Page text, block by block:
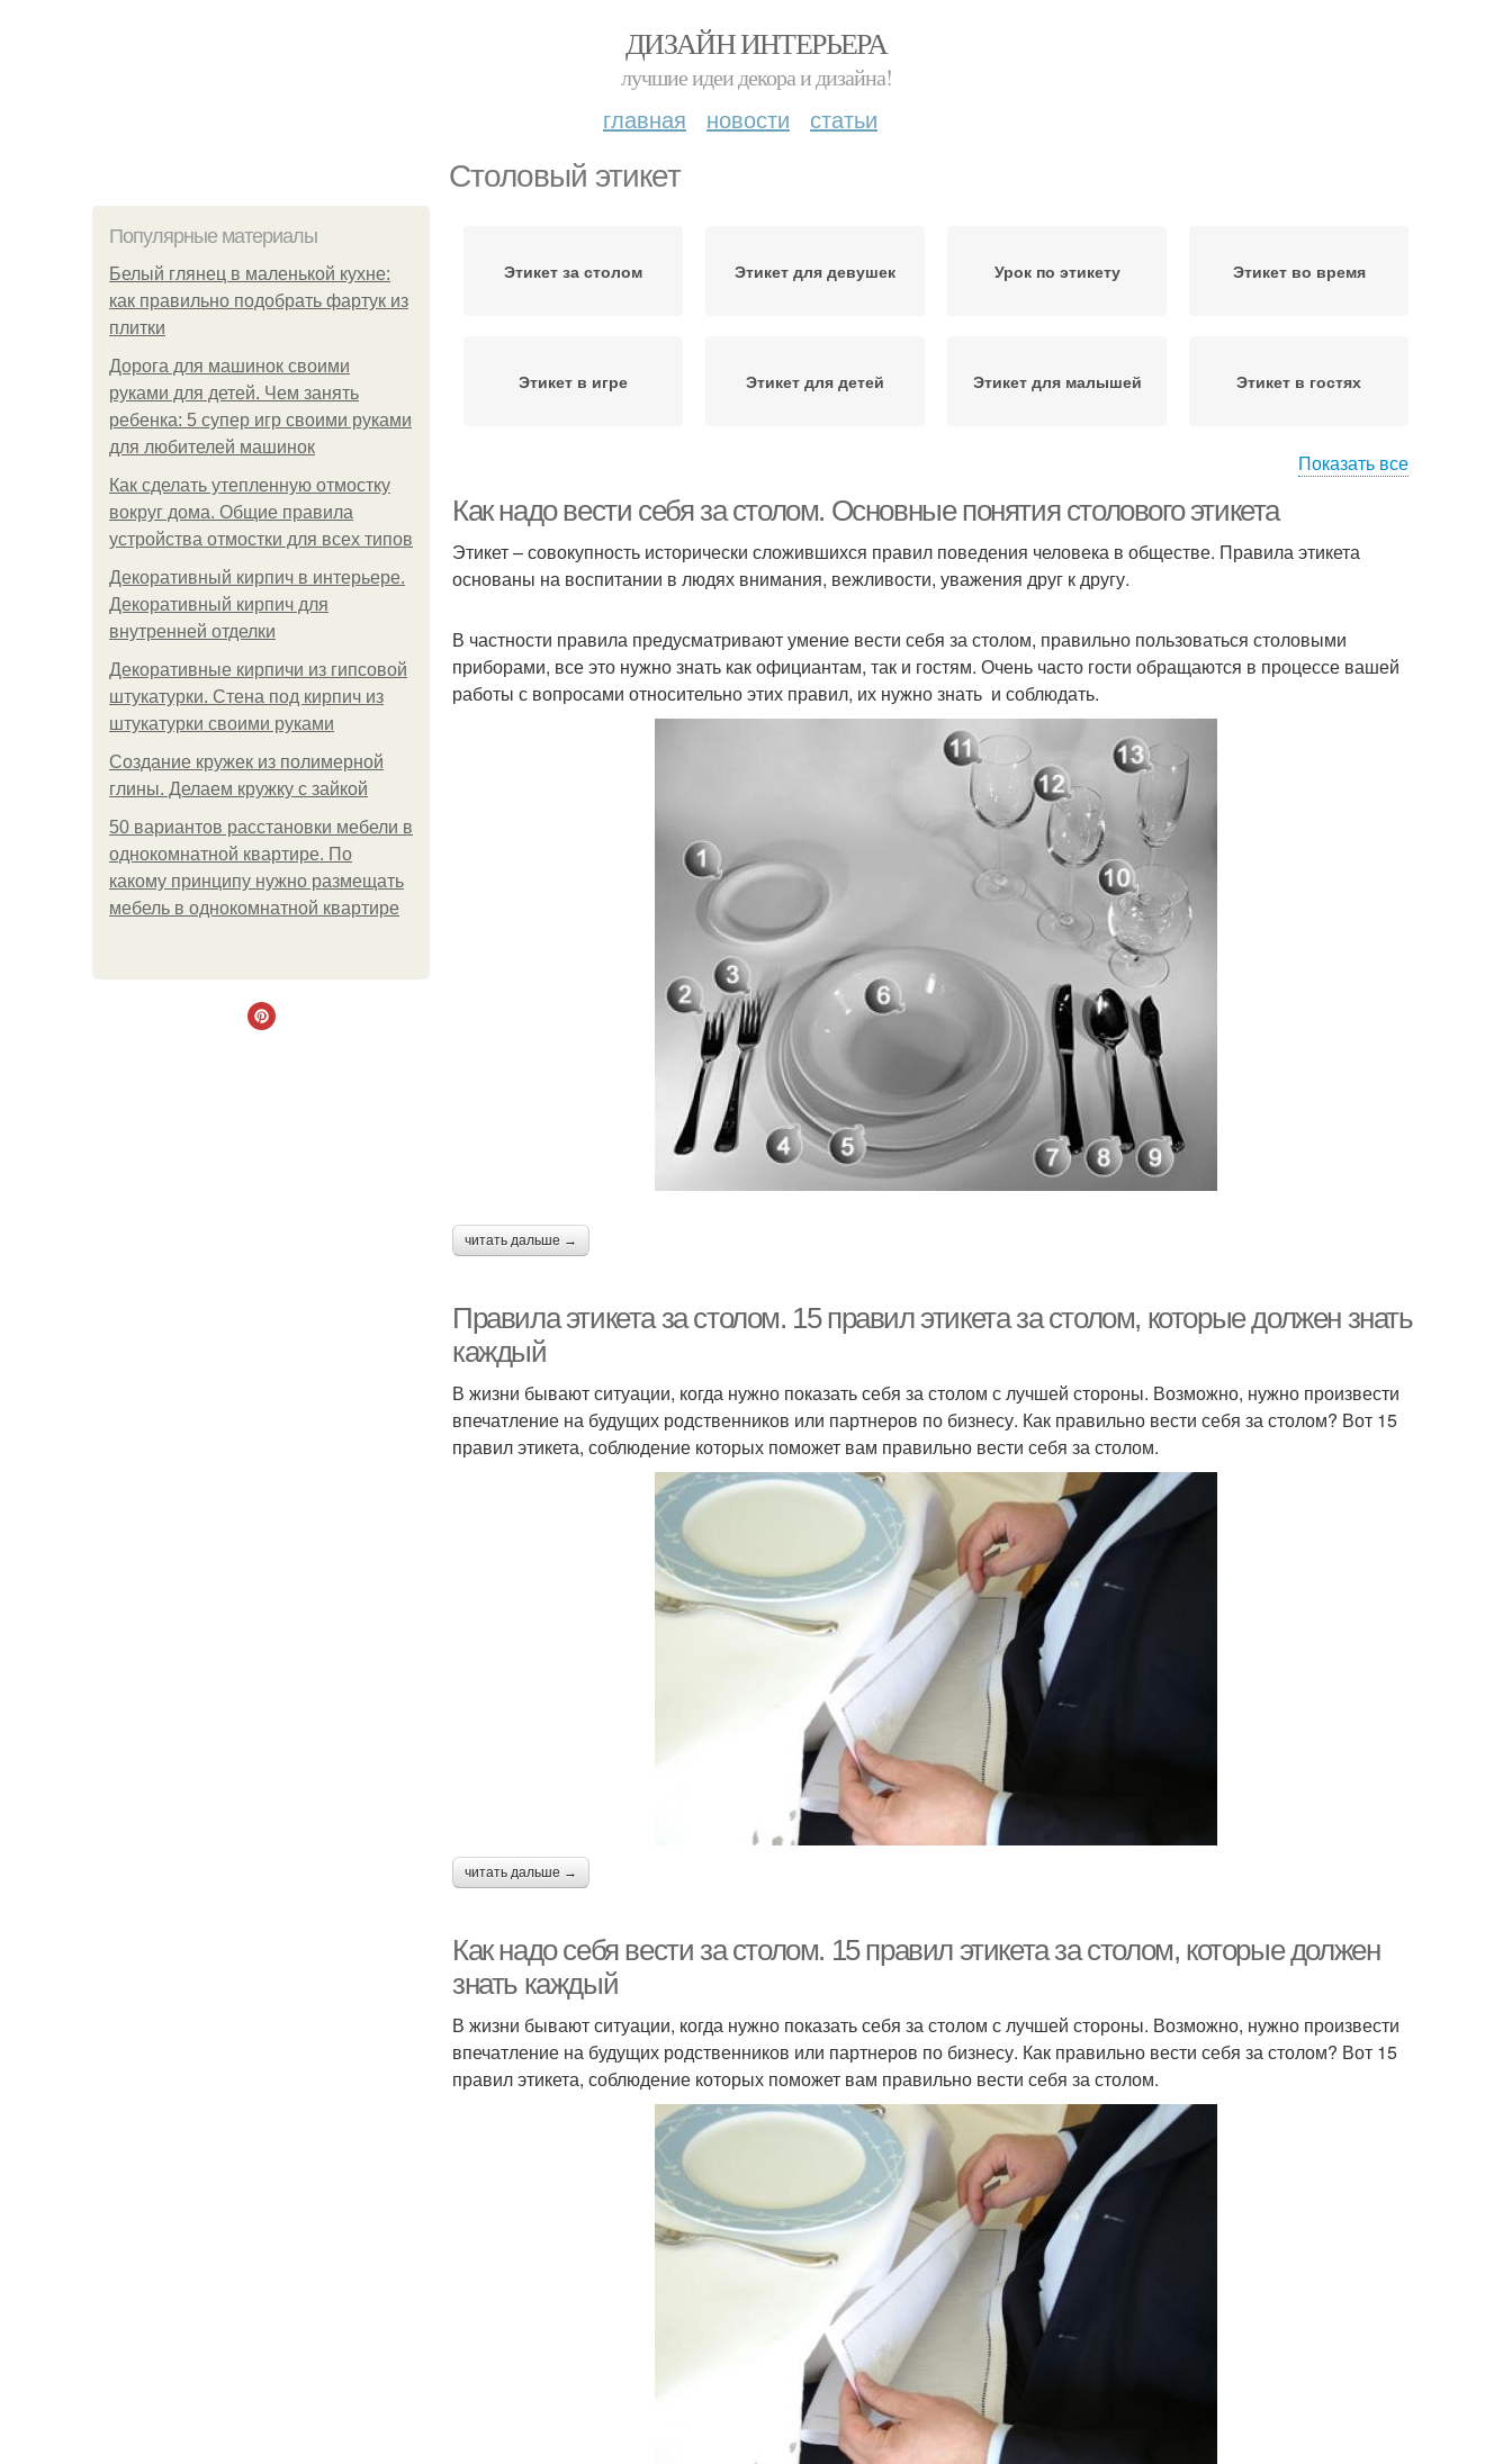
ДИЗАЙН ИНТЕРЬЕРА
лучшие идеи декора и дизайна!
главная новости статьи
Столовый этикет
Популярные материалы
Белый глянец в маленькой кухне:
как правильно подобрать фартук из
плитки
Дорога для машинок своими
руками для детей. Чем занять
ребенка: 5 супер игр своими руками
для любителей машинок
Как сделать утепленную отмостку
вокруг дома. Общие правила
устройства отмостки для всех типов
Декоративный кирпич в интерьере.
Декоративный кирпич для
внутренней отделки
Декоративные кирпичи из гипсовой
штукатурки. Стена под кирпич из
штукатурки своими руками
Создание кружек из полимерной
глины. Делаем кружку с зайкой
50 вариантов расстановки мебели в
однокомнатной квартире. По
какому принципу нужно размещать
мебель в однокомнатной квартире
Этикет за столом Этикет для девушек Урок по этикету Этикет во время
Этикет в игре Этикет для детей Этикет для малышей Этикет в гостях
Показать все
Как надо вести себя за столом. Основные понятия столового этикета
Этикет – совокупность исторически сложившихся правил поведения человека в обществе. Правила этикета
основаны на воспитании в людях внимания, вежливости, уважения друг к другу.
В частности правила предусматривают умение вести себя за столом, правильно пользоваться столовыми
приборами, все это нужно знать как официантам, так и гостям. Очень часто гости обращаются в процессе вашей
работы с вопросами относительно этих правил, их нужно знать и соблюдать.
читать дальше →
Правила этикета за столом. 15 правил этикета за столом, которые должен знать
каждый
В жизни бывают ситуации, когда нужно показать себя за столом с лучшей стороны. Возможно, нужно произвести
впечатление на будущих родственников или партнеров по бизнесу. Как правильно вести себя за столом? Вот 15
правил этикета, соблюдение которых поможет вам правильно вести себя за столом.
читать дальше →
Как надо себя вести за столом. 15 правил этикета за столом, которые должен
знать каждый
В жизни бывают ситуации, когда нужно показать себя за столом с лучшей стороны. Возможно, нужно произвести
впечатление на будущих родственников или партнеров по бизнесу. Как правильно вести себя за столом? Вот 15
правил этикета, соблюдение которых поможет вам правильно вести себя за столом.